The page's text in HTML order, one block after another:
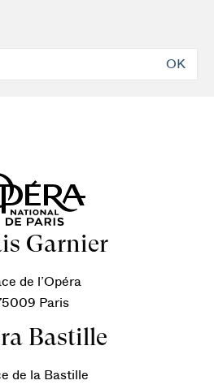
OK
Garnier
de l’Opéra
Paris
Bastille
de la Bastille